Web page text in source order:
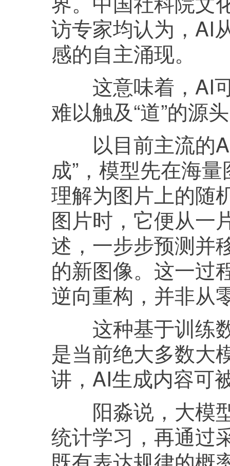
访专家均认为，AI
感的自主涌现。
这意味着，AI可
难以触及“道”的源
以目前主流的AI
成”，模型先在海
理解为图片上的随
图片时，它便从一
述，一步步预测并
的新图像。这一过
逆向重构，并非从
这种基于训练数
是当前绝大多数大
讲，AI生成内容可
阳淼说，大模型
统计学习，再通过